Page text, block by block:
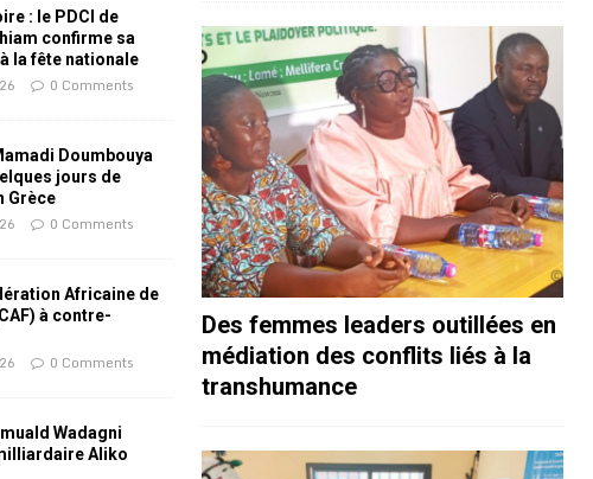
: le PDCI de
confirme sa
la fête nationale
0 Comments
Doumbouya
jours de
Grèce
0 Comments
Africaine de
à contre-
0 Comments
Wadagni
Aliko
Des femmes leaders outillées en
médiation des conflits liés à la
transhumance